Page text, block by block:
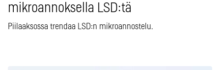
mikroannoksella LSD:tä
Piilaaksossa trendaa LSD:n mikroannostelu.